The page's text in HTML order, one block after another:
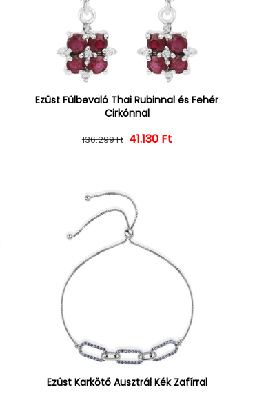
Ezüst Fülbevaló Thai Rubinnal és Fehér
Cirkónnal
Normál ár
136.299 Ft Kedvezményes ár
41.130 Ft
Ezüst Karkötő Ausztrál Kék Zafírral